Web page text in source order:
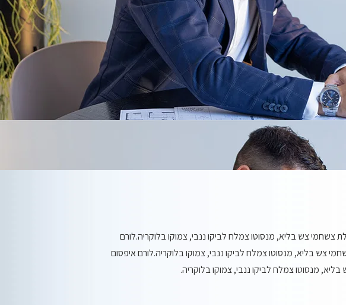
צשחמי צש בליא, מנסוטו צמלח לביקו ננבי, צמוקו בלוקריה.לורם
צש בליא, מנסוטו צמלח לביקו ננבי, צמוקו בלוקריה.לורם איפסום
מנסוטו צמלח לביקו ננבי, צמוקו בלוקריה.